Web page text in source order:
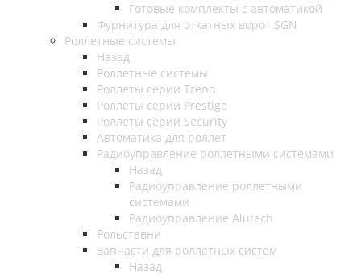
Готовые комплекты с автоматикой
Фурнитура для откатных ворот SGN
Роллетные системы
Назад
Роллетные системы
Роллеты серии Trend
Роллеты серии Prestige
Роллеты серии Security
Автоматика для роллет
Радиоуправление роллетными системами
Назад
Радиоуправление роллетными
системами
Радиоуправление Alutech
Рольставни
Запчасти для роллетных систем
Назад